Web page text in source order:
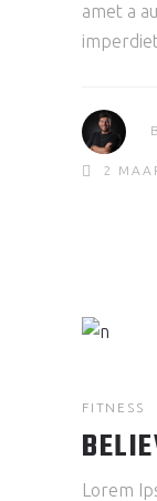
amet a
2
FITNESS
Lorem